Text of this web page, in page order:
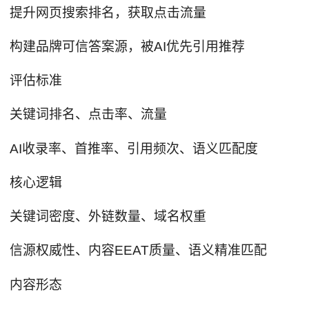
提升网页搜索排名，获取点击流量
构建品牌可信答案源，被AI优先引用推荐
评估标准
关键词排名、点击率、流量
AI收录率、首推率、引用频次、语义匹配度
核心逻辑
关键词密度、外链数量、域名权重
信源权威性、内容EEAT质量、语义精准匹配
内容形态